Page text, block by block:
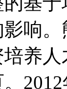
响
养